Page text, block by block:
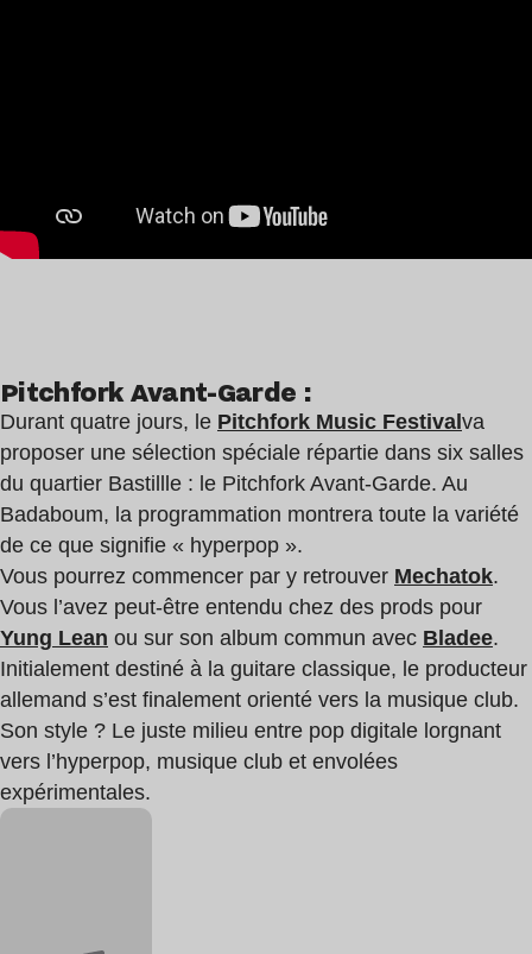
Pitchfork Avant-Garde :
Durant quatre jours, le Pitchfork Music Festivalva
proposer une sélection spéciale répartie dans six salles
du quartier Bastillle : le Pitchfork Avant-Garde. Au
Badaboum, la programmation montrera toute la variété
de ce que signifie « hyperpop ».
Vous pourrez commencer par y retrouver Mechatok.
Vous l’avez peut-être entendu chez des prods pour
Yung Lean ou sur son album commun avec Bladee.
Initialement destiné à la guitare classique, le producteur
allemand s’est finalement orienté vers la musique club.
Son style ? Le juste milieu entre pop digitale lorgnant
vers l’hyperpop, musique club et envolées
expérimentales.